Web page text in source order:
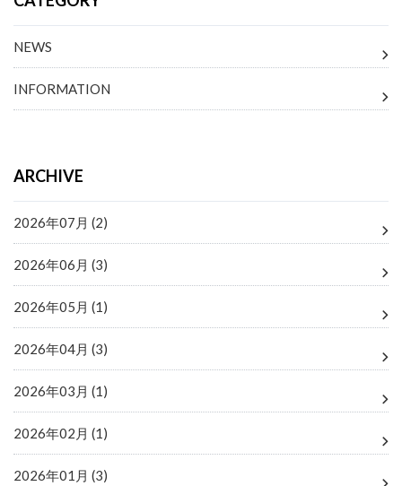
NEWS
INFORMATION
ARCHIVE
2026年07月 (2)
2026年06月 (3)
2026年05月 (1)
2026年04月 (3)
2026年03月 (1)
2026年02月 (1)
2026年01月 (3)